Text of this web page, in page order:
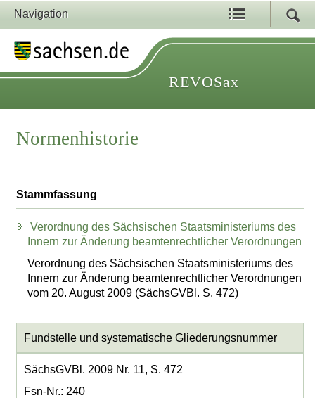
Navigation
REVOSax
Normenhistorie
Stammfassung
Verordnung des Sächsischen Staatsministeriums des
Innern zur Änderung beamtenrechtlicher Verordnungen
Verordnung des Sächsischen Staatsministeriums des
Innern zur Änderung beamtenrechtlicher Verordnungen
vom 20. August 2009 (SächsGVBl. S. 472)
Fundstelle und systematische Gliederungsnummer
SächsGVBl. 2009 Nr. 11, S. 472
Fsn-Nr.: 240